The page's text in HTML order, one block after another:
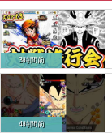
3時間前
4時間前